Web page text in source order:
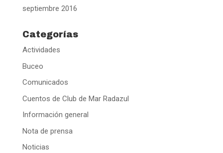
septiembre 2016
Categorías
Actividades
Buceo
Comunicados
Cuentos de Club de Mar Radazul
Información general
Nota de prensa
Noticias